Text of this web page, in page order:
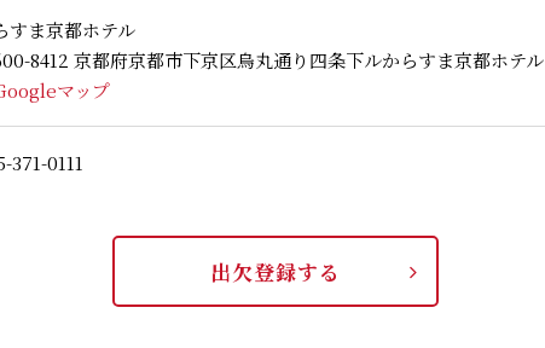
すま京都ホテル
8412 京都府京都市下京区烏丸通り四条下ルからすま京都ホテル
マップ
371-0111
出欠登録する